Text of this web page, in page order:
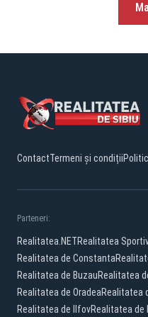
ContactTermeni și condiții
Parteneri:
Realitatea.NETRealitatea
Realitatea de Constanta
Realitatea de BuzauRealitatea
Realitatea de OradeaRealitatea
Realitatea de IlfovRealitatea de